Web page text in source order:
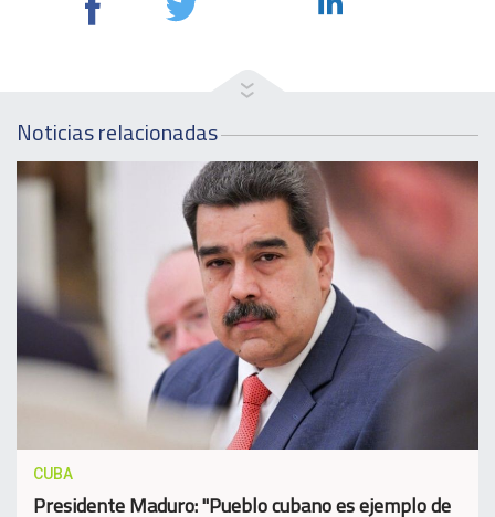
Noticias relacionadas
CUBA
Presidente Maduro: "Pueblo cubano es ejemplo de